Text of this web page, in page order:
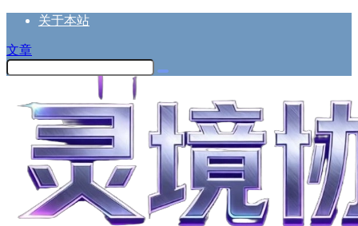
关于本站
文章